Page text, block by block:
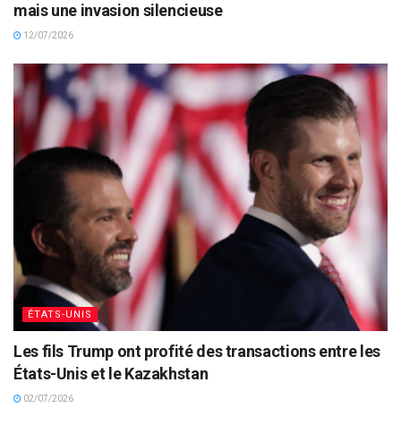
mais une invasion silencieuse
12/07/2026
ÉTATS-UNIS
Les fils Trump ont profité des transactions entre les
États-Unis et le Kazakhstan
02/07/2026